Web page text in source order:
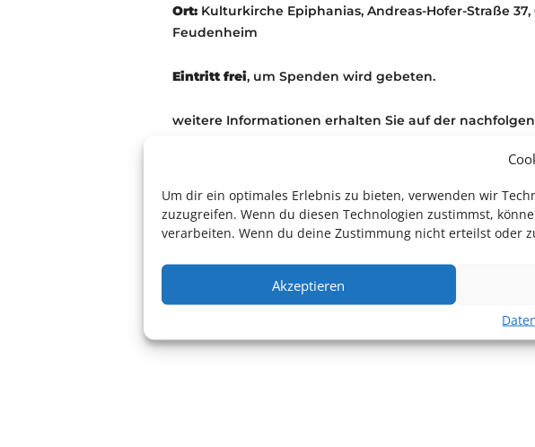
Um dir ein optimales Erlebnis zu bieten, verwenden wir
zuzugreifen. Wenn du diesen Technologien zustimmst,
verarbeiten. Wenn du deine Zustimmung nicht erteilst oder
Akzeptieren
Ort: Kulturkirche Epiphanias, Andreas-Hofer-Straße
Feudenheim
Eintritt frei, um Spenden wird gebeten.
weitere Informationen erhalten Sie auf der
Konzert